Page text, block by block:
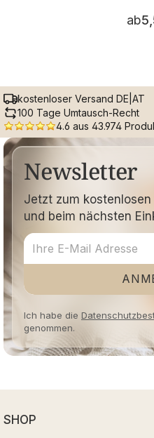
ab
kostenloser Versand DE|AT
100 Tage Umtausch-Recht
4.6 aus 43.974
Newsletter
Jetzt zum
und beim nächsten
Ich habe die
genommen.
SHOP